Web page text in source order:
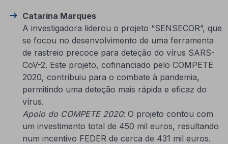
Catarina Marques
A investigadora liderou o projeto “SENSECOR”, que
se focou no desenvolvimento de uma ferramenta
de rastreio precoce para deteção do vírus SARS-
CoV-2. Este projeto, cofinanciado pelo COMPETE
2020, contribuiu para o combate à pandemia,
permitindo uma deteção mais rápida e eficaz do
vírus.
Apoio do COMPETE 2020: O projeto contou com
um investimento total de 450 mil euros, resultando
num incentivo FEDER de cerca de 431 mil euros.